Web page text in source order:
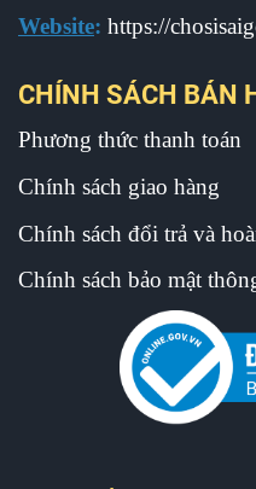
Website: https://
CHÍNH SÁCH BÁN
Phương thức thanh toán
Chính sách giao hàng
Chính sách đổi trả và
Chính sách bảo mật